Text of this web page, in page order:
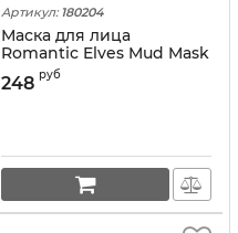
Артикул: 180204
Маска для лица
Romantic Elves Mud Mask
Seaweed, 120 мл
248 руб